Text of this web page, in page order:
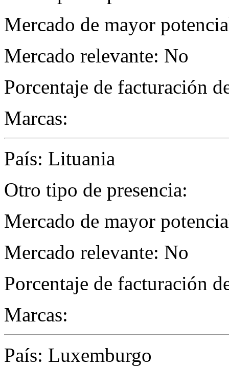
Mercado de mayor
Mercado relevante: No
Porcentaje de facturación
Marcas:
País: Lituania
Otro tipo de presencia:
Mercado de mayor
Mercado relevante: No
Porcentaje de facturación
Marcas:
País: Luxemburgo